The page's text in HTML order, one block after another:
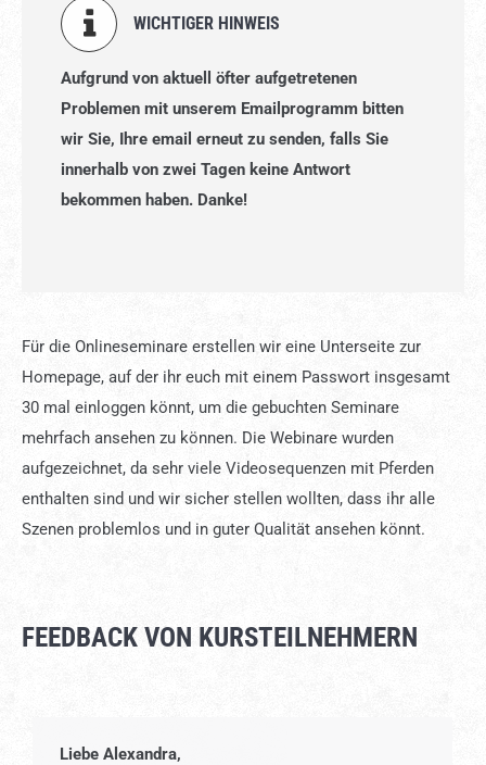
WICHTIGER HINWEIS
Aufgrund von aktuell öfter aufgetretenen
Problemen mit unserem Emailprogramm bitten
wir Sie, Ihre email erneut zu senden, falls Sie
innerhalb von zwei Tagen keine Antwort
bekommen haben. Danke!
Für die Onlineseminare erstellen wir eine Unterseite zur
Homepage, auf der ihr euch mit einem Passwort insgesamt
30 mal einloggen könnt, um die gebuchten Seminare
mehrfach ansehen zu können. Die Webinare wurden
aufgezeichnet, da sehr viele Videosequenzen mit Pferden
enthalten sind und wir sicher stellen wollten, dass ihr alle
Szenen problemlos und in guter Qualität ansehen könnt.
FEEDBACK VON KURSTEILNEHMERN
Liebe Alexandra,